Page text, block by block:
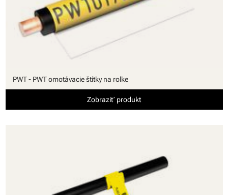
PWT - PWT omotávacie štítky na rolke
Zobraziť produkt